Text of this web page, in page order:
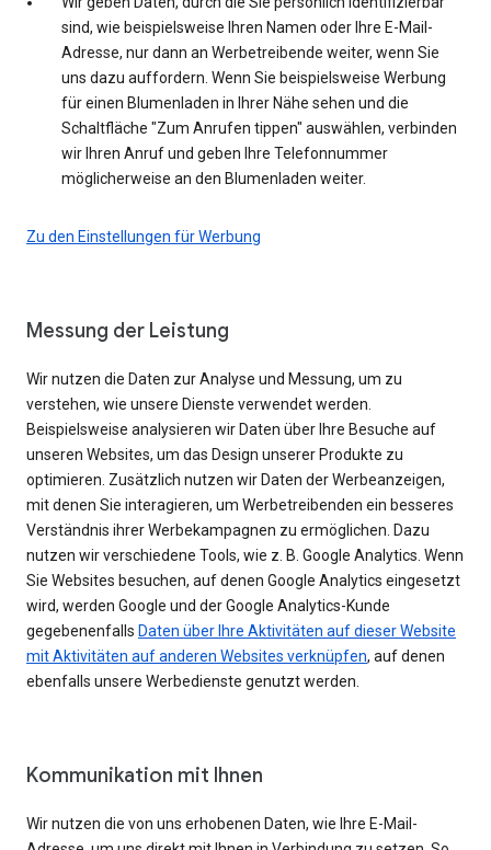
sind, wie beispielsweise Ihren Namen oder Ihre E-Mail-
Adresse, nur dann an Werbetreibende weiter, wenn Sie
uns dazu auffordern. Wenn Sie beispielsweise Werbung
für einen Blumenladen in Ihrer Nähe sehen und die
Schaltfläche "Zum Anrufen tippen" auswählen, verbinden
wir Ihren Anruf und geben Ihre Telefonnummer
möglicherweise an den Blumenladen weiter.
Zu den Einstellungen für Werbung
Messung der Leistung
Wir nutzen die Daten zur Analyse und Messung, um zu
verstehen, wie unsere Dienste verwendet werden.
Beispielsweise analysieren wir Daten über Ihre Besuche auf
unseren Websites, um das Design unserer Produkte zu
optimieren. Zusätzlich nutzen wir Daten der Werbeanzeigen,
mit denen Sie interagieren, um Werbetreibenden ein besseres
Verständnis ihrer Werbekampagnen zu ermöglichen. Dazu
nutzen wir verschiedene Tools, wie z. B. Google Analytics. Wenn
Sie Websites besuchen, auf denen Google Analytics eingesetzt
wird, werden Google und der Google Analytics-Kunde
gegebenenfalls Daten über Ihre Aktivitäten auf dieser Website
mit Aktivitäten auf anderen Websites verknüpfen, auf denen
ebenfalls unsere Werbedienste genutzt werden.
Kommunikation mit Ihnen
Wir nutzen die von uns erhobenen Daten, wie Ihre E-Mail-